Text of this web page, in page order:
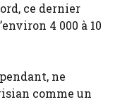
ce dernier
4 000 à 10
ne
comme un